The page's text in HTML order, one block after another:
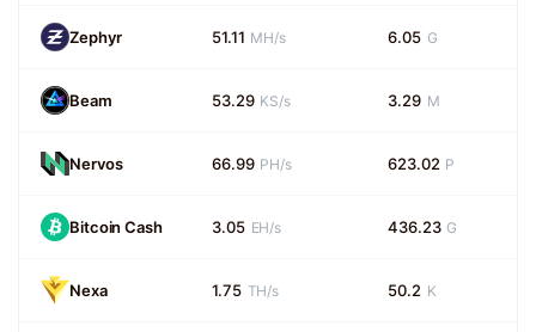
Zephyr 51.11 MH/s 6.05 G
Beam 53.29 KS/s 3.29 M
Nervos 66.99 PH/s 623.02 P
Bitcoin Cash 3.05 EH/s 436.23 G
Nexa 1.75 TH/s 50.2 K